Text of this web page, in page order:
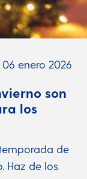
06 enero 2026
son
los
de
Haz de los